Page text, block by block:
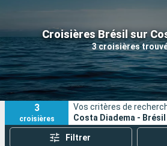
Croisières Brésil sur
3 croisières
Nos destinations
Mois de départ
Ports
Rechercher
3
croisières
Vos critères de
Costa Diadema - Brésil
Filtrer